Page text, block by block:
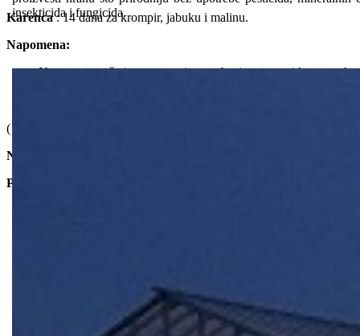
insekticida i fungicida.
Karenca: 14 dana za krompir, jabuku i malinu.
Napomena:
Ne sme se mešati sa preparatima na bazi sumpora i kaptana,
( kaptan i sumpor).
Ne sme se primenjivati u vreme leta pčela zbog opasnosti od
Pakovnje